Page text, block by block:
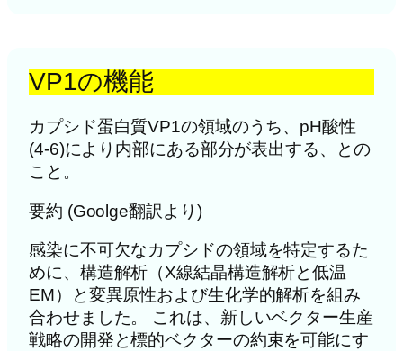
VP1の機能
カプシド蛋白質VP1の領域のうち、pH酸性
(4-6)により内部にある部分が表出する、との
こと。
要約 (Goolge翻訳より)
感染に不可欠なカプシドの領域を特定するた
めに、構造解析（X線結晶構造解析と低温
EM）と変異原性および生化学的解析を組み
合わせました。 これは、新しいベクター生産
戦略の開発と標的ベクターの約束を可能にす